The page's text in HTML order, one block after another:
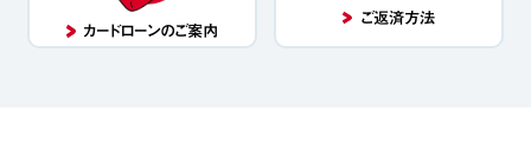
カードローンのご案内
ご返済方法